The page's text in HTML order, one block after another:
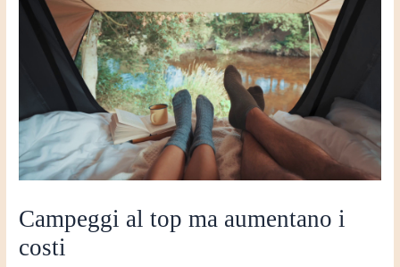
Campeggi al top ma aumentano i
costi